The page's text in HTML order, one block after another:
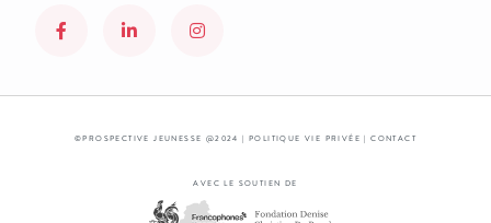
©PROSPECTIVE JEUNESSE @2024 | POLITIQUE VIE PRIVÉE |CONTACT
AVEC LE SOUTIEN DE